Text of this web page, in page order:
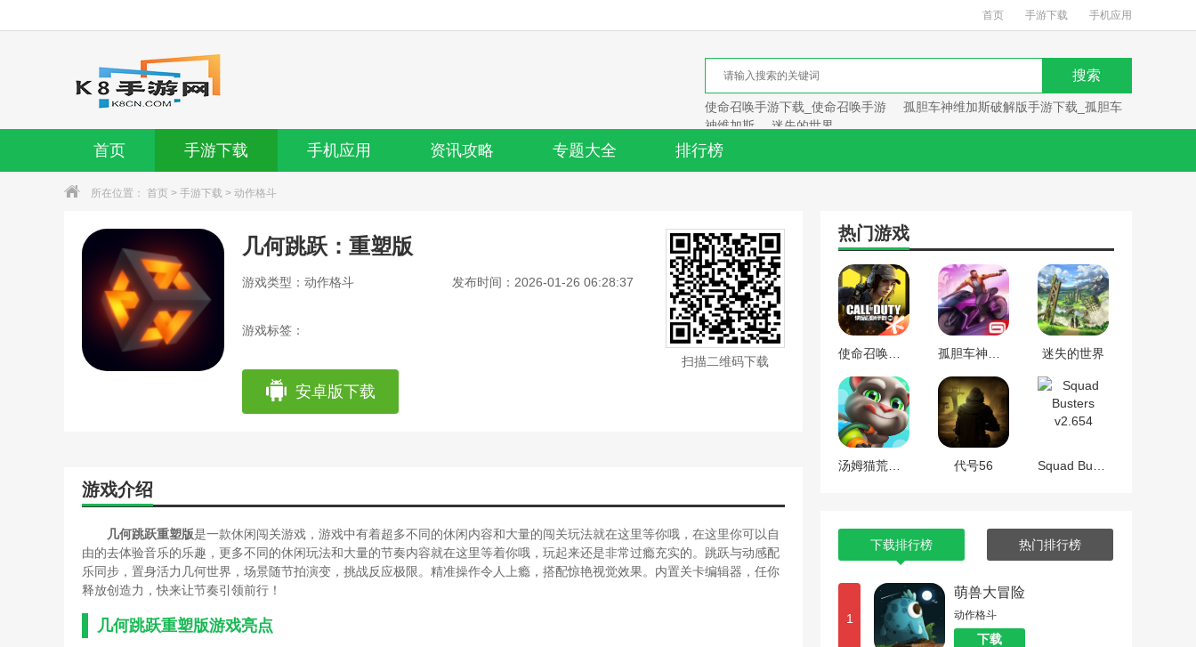
首页 手游下载 手机应用
使命召唤手游下载_使命召唤手游
孤胆车神维加斯破解版手游下载_孤胆车
神维加斯
迷失的世界
首页 手游下载 手机应用 资讯攻略 专题大全 排行榜
所在位置： 首页 > 手游下载 > 动作格斗
几何跳跃：重塑版
游戏类型：动作格斗 发布时间：2026-01-26 06:28:37
游戏标签：
安卓版下载
扫描二维码下载
游戏介绍
几何跳跃重塑版是一款休闲闯关游戏，游戏中有着超多不同的休闲内容和大量的闯关玩法就在这里等你哦，在这里你可以自
由的去体验音乐的乐趣，更多不同的休闲玩法和大量的节奏内容就在这里等着你哦，玩起来还是非常过瘾充实的。跳跃与动感配
乐同步，置身活力几何世界，场景随节拍演变，挑战反应极限。精准操作令人上瘾，搭配惊艳视觉效果。内置关卡编辑器，任你
释放创造力，快来让节奏引领前行！
几何跳跃重塑版游戏亮点
热门游戏
迷失的世界
代号56
下载排行榜 热门排行榜
1
萌兽大冒险
动作格斗
下载